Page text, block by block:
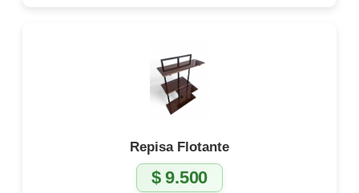
Repisa Flotante
$9.500